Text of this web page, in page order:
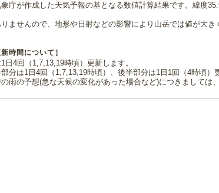
庁が作成した天気予報の基となる数値計算結果です。緯度
ませんので、地形や日射などの影響により山岳では値が大
時間について］
日4回（1,7,13,19時頃）更新します。
分は1日4回（1,7,13,19時頃）、後半部分は1日1回（4時頃）
雨の予想(急な天候の変化があった場合など)につきましては